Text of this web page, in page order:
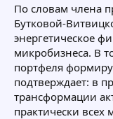
По словам члена
Бутковой-
энергетическое
микробизнеса. В
портфеля
подтверждает: в
трансформации
практически всех